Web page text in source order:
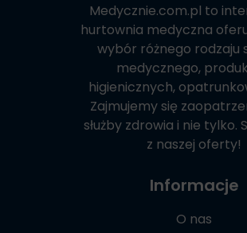
Medycznie.com.pl to
hurtownia medyczna
wybór różnego rodzaju
medycznego,
higienicznych,
Zajmujemy się
służby zdrowia i nie tylko.
z naszej oferty!
Informacje
O nas